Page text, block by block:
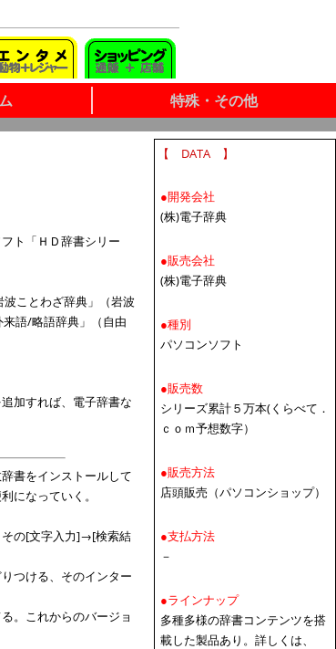
特殊・その他
ト「ＨＤ辞書シリー
ことわざ辞典」（岩波
語/略語辞典」（自由
加すれば、電子辞書な
書をインストールして
になっていく。
その[文字入力]→[検索結
つける、そのインター
。これからのバージョ
【 DATA 】
●開発会社
(株)電子辞典
●販売会社
(株)電子辞典
●種別
パソコンソフト
●販売数
シリーズ累計５万本(くらべて．
ｃｏｍ予想数字）
●販売方法
店頭販売（パソコンショップ）
●支払方法
－
●ラインナップ
多種多様の辞書コンテンツを搭
載した製品あり。詳しくは、